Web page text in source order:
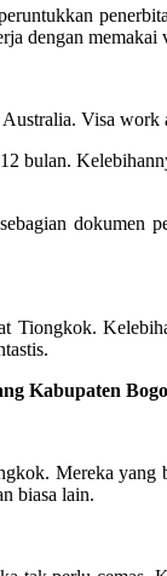
dengan
Visa
bulan.
dokumen
Kabupaten
Mereka
biasa lain.